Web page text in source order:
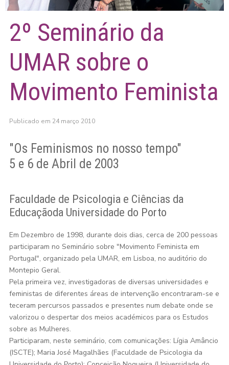
2º Seminário da
UMAR sobre o
Movimento Feminista
Publicado em 24 março 2010
"Os Feminismos no nosso tempo"
5 e 6 de Abril de 2003
Faculdade de Psicologia e Ciências da
Educaçãoda Universidade do Porto
Em Dezembro de 1998, durante dois dias, cerca de 200 pessoas
participaram no Seminário sobre "Movimento Feminista em
Portugal", organizado pela UMAR, em Lisboa, no auditório do
Montepio Geral.
Pela primeira vez, investigadoras de diversas universidades e
feministas de diferentes áreas de intervenção encontraram-se e
teceram percursos passados e presentes num debate onde se
valorizou o despertar dos meios académicos para os Estudos
sobre as Mulheres.
Participaram, neste seminário, com comunicações: Lígia Amâncio
(ISCTE); Maria José Magalhães (Faculdade de Psicologia da